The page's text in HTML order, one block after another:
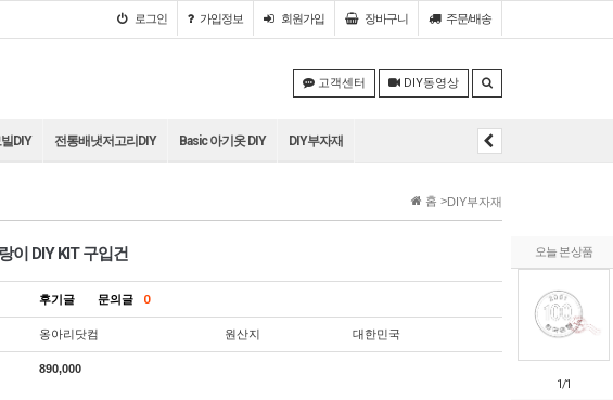
로그인 가입정보 회원가입 장바구니 주문/배송
오늘 본 상품
1/1
고객센터 DIY동영상
DIY 전통배냇저고리DIY Basic 아기옷 DIY DIY부자재
홈 >DIY부자재
이 DIY KIT 구입건
후기글 문의글 0
옹아리닷컴 원산지 대한민국
890,000